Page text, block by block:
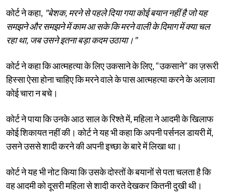
कोर्ट ने कहा, "बेशक, मरने से पहले दिया गया कोई बयान नहीं है जो यह
समझने और समझने में काम आ सके कि मरने वाली के दिमाग में क्या चल
रहा था, जब उसने इतना बड़ा कदम उठाया।"
कोर्ट ने कहा कि आत्महत्या के लिए उकसाने के लिए, “उकसाने” का ज़रूरी
हिस्सा ऐसा होना चाहिए कि मरने वाले के पास आत्महत्या करने के अलावा
कोई चारा न बचे।
कोर्ट ने पाया कि उनके आठ साल के रिश्ते में, महिला ने आदमी के खिलाफ
कोई शिकायत नहीं की। कोर्ट ने यह भी कहा कि अपनी पर्सनल डायरी में,
उसने उससे शादी करने की अपनी इच्छा के बारे में लिखा था।
कोर्ट ने यह भी नोट किया कि उसके दोस्तों के बयानों से पता चलता है कि
वह आदमी को दूसरी महिला से शादी करते देखकर कितनी दुखी थी।